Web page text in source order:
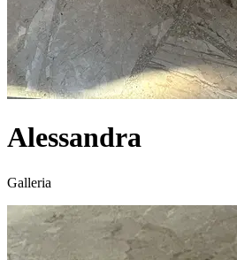
Alessandra
Galleria